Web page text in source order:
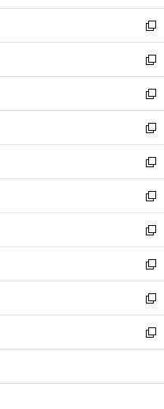
開
く
ウ
で
開
く
ン
ド
ウ
で
開
く
ウ
ィ
ン
ド
ウ
で
開
く
新
し
い
ウ
ィ
ン
ド
ウ
で
開
く
新
し
い
ウ
ィ
ン
ド
ウ
で
開
く
新
し
い
ウ
ィ
ン
ド
ウ
で
開
く
新
し
い
ウ
ィ
ン
ド
ウ
で
開
く
新
し
い
ウ
ィ
ン
ド
ウ
で
開
く
新
し
い
ウ
ィ
ン
ド
ウ
で
開
新
し
い
ウ
ィ
ン
ド
ウ
開
新
し
い
ウ
ィ
ン
ウ
新
し
い
ウ
ン
新
し
ウ